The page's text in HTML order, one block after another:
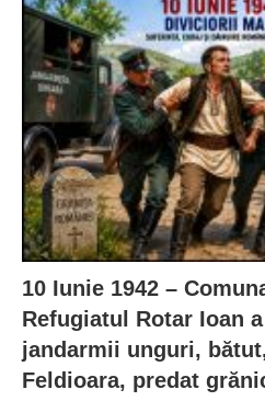
10 Iunie 1942 –
Refugiatul Rotar Ioan
jandarmii unguri,
Feldioara, predat